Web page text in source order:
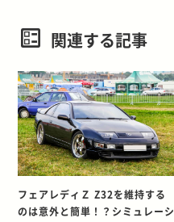
関連する記事
フェアレディＺ Z32を維持する
のは意外と簡単！？シミュレーシ